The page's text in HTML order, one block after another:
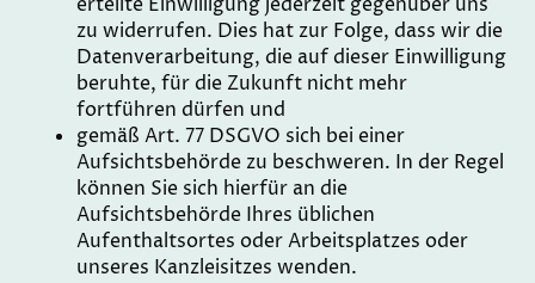
zu widerrufen. Dies hat zur Folge, dass wir die
Datenverarbeitung, die auf dieser Einwilligung
beruhte, für die Zukunft nicht mehr
fortführen dürfen und
gemäß Art. 77 DSGVO sich bei einer
Aufsichtsbehörde zu beschweren. In der Regel
können Sie sich hierfür an die
Aufsichtsbehörde Ihres üblichen
Aufenthaltsortes oder Arbeitsplatzes oder
unseres Kanzleisitzes wenden.